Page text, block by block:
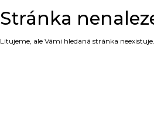
Stránka
Litujeme, ale Vámi hledaná stránka